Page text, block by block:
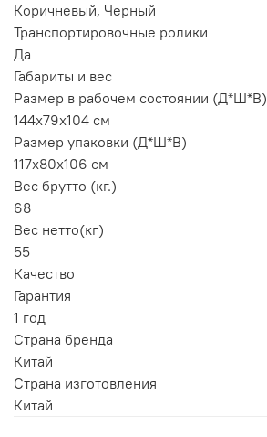
Коричневый, Черный
Транспортировочные ролики
Да
Габариты и вес
Размер в рабочем состоянии (Д*Ш*В)
144x79x104 см
Размер упаковки (Д*Ш*В)
117x80x106 см
Вес брутто (кг.)
68
Вес нетто(кг)
55
Качество
Гарантия
1 год
Страна бренда
Китай
Страна изготовления
Китай